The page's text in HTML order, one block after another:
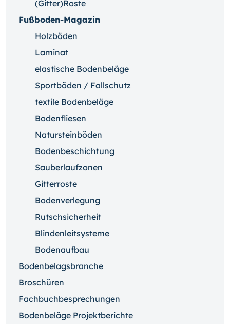
(Gitter)Roste
Fußboden-Magazin
Holzböden
Laminat
elastische Bodenbeläge
Sportböden / Fallschutz
textile Bodenbeläge
Bodenfliesen
Natursteinböden
Bodenbeschichtung
Sauberlaufzonen
Gitterroste
Bodenverlegung
Rutschsicherheit
Blindenleitsysteme
Bodenaufbau
Bodenbelagsbranche
Broschüren
Fachbuchbesprechungen
Bodenbeläge Projektberichte